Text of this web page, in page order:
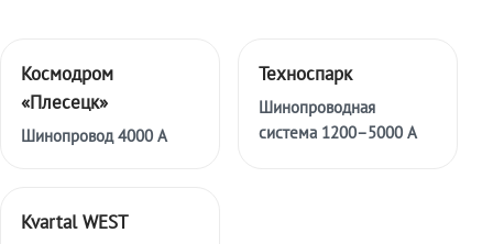
Космодром
«Плесецк»
Шинопровод 4000 А
Техноспарк
Шинопроводная
система 1200–5000 А
Kvartal WEST